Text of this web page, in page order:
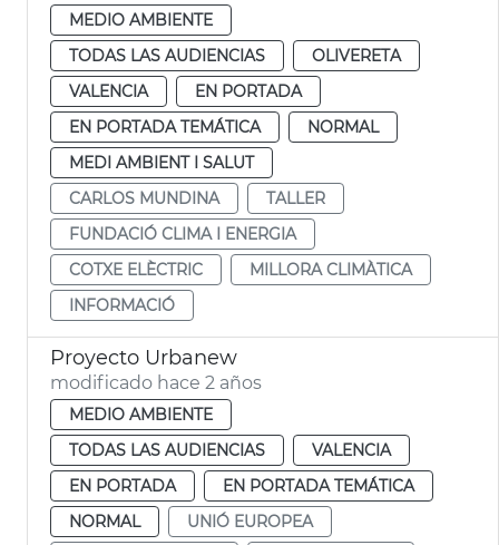
MEDIO AMBIENTE
TODAS LAS AUDIENCIAS
OLIVERETA
VALENCIA
EN PORTADA
EN PORTADA TEMÁTICA
NORMAL
MEDI AMBIENT I SALUT
CARLOS MUNDINA
TALLER
FUNDACIÓ CLIMA I ENERGIA
COTXE ELÈCTRIC
MILLORA CLIMÀTICA
INFORMACIÓ
Proyecto Urbanew
modificado hace 2 años
MEDIO AMBIENTE
TODAS LAS AUDIENCIAS
VALENCIA
EN PORTADA
EN PORTADA TEMÁTICA
NORMAL
UNIÓ EUROPEA